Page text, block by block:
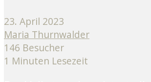
23. April 2023
Maria Thurnwalder
146 Besucher
1 Minuten Lesezeit